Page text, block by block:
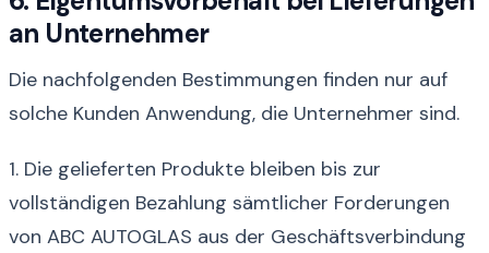
an Unternehmer
Die nachfolgenden Bestimmungen finden nur auf
solche Kunden Anwendung, die Unternehmer sind.
1. Die gelieferten Produkte bleiben bis zur
vollständigen Bezahlung sämtlicher Forderungen
von ABC AUTOGLAS aus der Geschäftsverbindung